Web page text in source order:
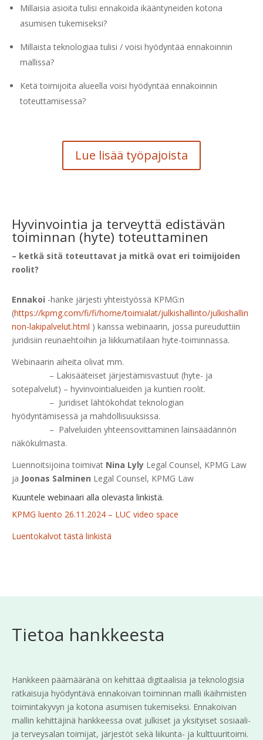
Millaisia asioita tulisi ennakoida ikääntyneiden kotona
asumisen tukemiseksi?
Millaista teknologiaa tulisi / voisi hyödyntää ennakoinnin
mallissa?
Ketä toimijoita alueella voisi hyödyntää ennakoinnin
toteuttamisessa?
Lue lisää työpajoista
Hyvinvointia ja terveyttä edistävän
toiminnan (hyte) toteuttaminen
– ketkä sitä toteuttavat ja mitkä ovat eri toimijoiden
roolit?
Ennakoi -hanke järjesti yhteistyössä KPMG:n
(https://kpmg.com/fi/fi/home/toimialat/julkishallinto/julkishallin
non-lakipalvelut.html ) kanssa webinaarin, jossa pureuduttiin
juridisiin reunaehtoihin ja liikkumatilaan hyte-toiminnassa.
Webinaarin aiheita olivat mm.
– Lakisääteiset järjestämisvastuut (hyte- ja
sotepalvelut) – hyvinvointialueiden ja kuntien roolit.
– Juridiset lähtökohdat teknologian
hyödyntämisessä ja mahdollisuuksissa.
– Palveluiden yhteensovittaminen lainsäädännön
näkökulmasta.
Luennoitsijoina toimivat Nina Lyly Legal Counsel, KPMG Law
ja Joonas Salminen Legal Counsel, KPMG Law
Kuuntele webinaari alla olevasta linkistä.
KPMG luento 26.11.2024 – LUC video space
Luentokalvot tästä linkistä
Tietoa hankkeesta
Hankkeen päämääränä on kehittää digitaalisia ja teknologisia
ratkaisuja hyödyntävä ennakoivan toiminnan malli ikäihmisten
toimintakyvyn ja kotona asumisen tukemiseksi. Ennakoivan
mallin kehittäjinä hankkeessa ovat julkiset ja yksityiset sosiaali-
ja terveysalan toimijat, järjestöt sekä liikunta- ja kulttuuritoimi.